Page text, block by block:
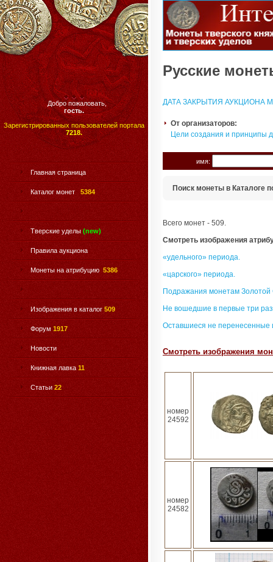
Добро пожаловать,
гость.
Зарегистрированных пользователей портала
7218.
Главная страница
Каталог монет 5384
Тверские уделы (new)
Правила аукциона
Монеты на атрибуцию 5386
Изображения в каталог 509
Форум 1917
Новости
Книжная лавка 11
Статьи 22
Русские
ДАТА ЗАКРЫТИЯ АУКЦИОНА
От организаторов:
Цели создания и принципы
имя:
Поиск монеты в Каталоге
Всего монет - 509.
Смотреть изображения
«удельного» периода.
«царского» периода.
Подражания монетам
Не вошедшие в первые три
Оставшиеся не перенесенные
Смотреть изображения
номер
24592
номер
24582